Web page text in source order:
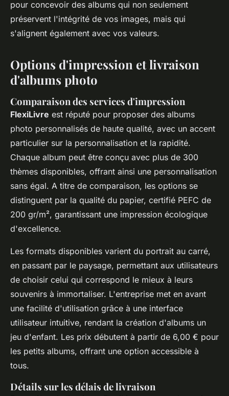
pour concevoir des albums qui non seulement
préservent l'intégrité de vos images, mais qui
s'alignent également avec vos valeurs.
Options d'impression et livraison
d'albums photo
Comparaison des services d'impression
FlexiLivre est réputé pour proposer des albums
photo personnalisés de haute qualité, avec un accent
particulier sur la personnalisation et la rapidité.
Chaque album peut être conçu avec plus de 300
thèmes disponibles, offrant ainsi une personnalisation
sans égal. A titre de comparaison, les options se
distinguent par la qualité du papier, certifié PEFC de
200 gr/m², garantissant une impression écologique
d'excellence.
Les formats disponibles varient du portrait au carré,
en passant par le paysage, permettant aux utilisateurs
de choisir celui qui correspond le mieux à leurs
souvenirs à immortaliser. L'entreprise met en avant
une facilité d'utilisation grâce à une interface
utilisateur intuitive, rendant la création d'albums un
jeu d'enfant. Les prix débutent à partir de 6,00 € pour
les petits albums, offrant une option accessible à
tous.
Détails sur les délais de livraison